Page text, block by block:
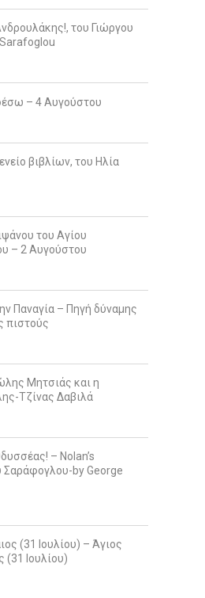
του Γιώργου
– 4 Αυγούστου
βιβλίων, του Ηλία
του Αγίου
– 2 Αυγούστου
Παναγία – Πηγή δύναμης
πιστούς
Μητσιάς και η
Τζίνας Δαβιλά
– Nolan’s
Σαράφογλου-by George
(31 Ιουλίου) – Άγιος
(31 Ιουλίου)